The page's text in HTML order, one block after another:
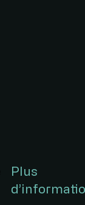
Plus